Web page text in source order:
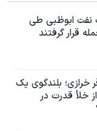
ابوظبی طی
قرار گرفتند
خرازی؛ بلندگوی یک
خلأ قدرت در